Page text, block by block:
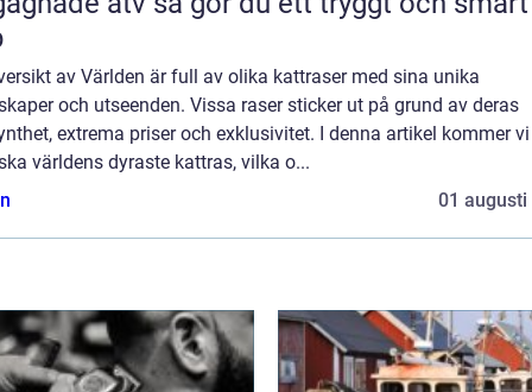
av Världen är full av olika kattraser med sina unika
och utseenden. Vissa raser sticker ut på grund av deras
extrema priser och exklusivitet. I denna artikel kommer
världens dyraste kattras, vilka o...
01 augusti